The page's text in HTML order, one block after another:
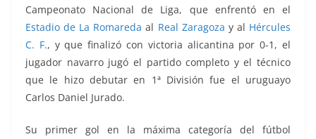
Campeonato Nacional de Liga, que enfrentó en el
Estadio de La Romareda al Real Zaragoza y al Hércules
C. F., y que finalizó con victoria alicantina por 0-1, el
jugador navarro jugó el partido completo y el técnico
que le hizo debutar en 1ª División fue el uruguayo
Carlos Daniel Jurado.
Su primer gol en la máxima categoría del fútbol